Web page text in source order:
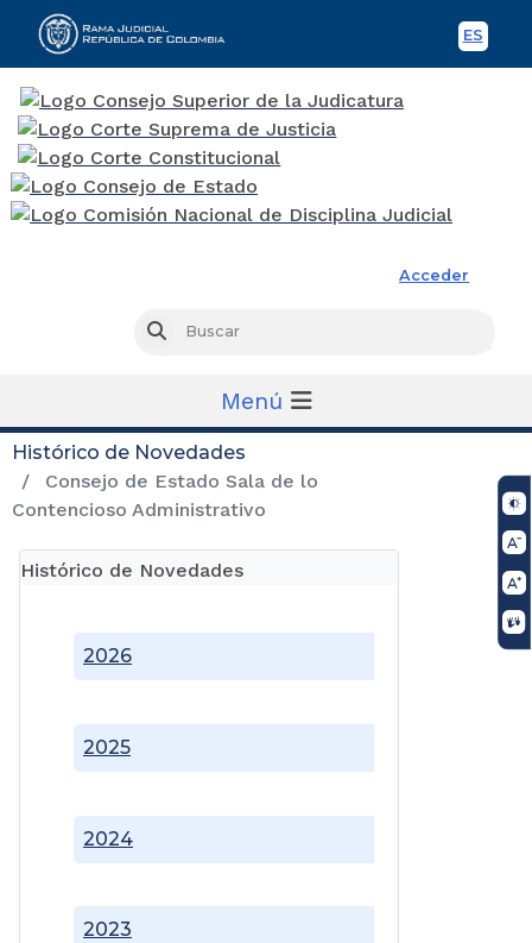
ES
Acceder
Buscar
Menú
Histórico de Novedades
Consejo de Estado Sala de lo
Contencioso Administrativo
Histórico de Novedades
2023
2024
2025
2026